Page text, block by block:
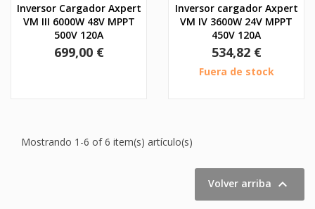
Inversor Cargador Axpert
VM III 6000W 48V MPPT
500V 120A
Precio
699,00 €
Inversor cargador Axpert
VM IV 3600W 24V MPPT
450V 120A
Precio
534,82 €
Fuera de stock
Mostrando 1-6 of 6 item(s) artículo(s)
Volver arriba 